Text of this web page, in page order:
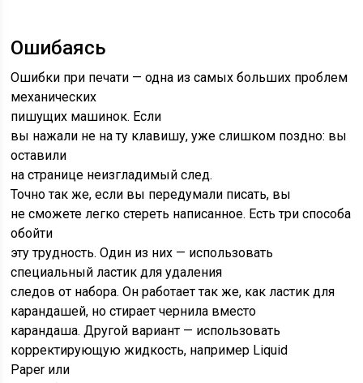
Ошибаясь
Ошибки при печати — одна из самых больших проблем
механических
пишущих машинок. Если
вы нажали не на ту клавишу, уже слишком поздно: вы
оставили
на странице неизгладимый след.
Точно так же, если вы передумали писать, вы
не сможете легко стереть написанное. Есть три способа
обойти
эту трудность. Один из них — использовать
специальный ластик для удаления
следов от набора. Он работает так же, как ластик для
карандашей, но стирает чернила вместо
карандаша. Другой вариант — использовать
корректирующую жидкость, например Liquid
Paper или